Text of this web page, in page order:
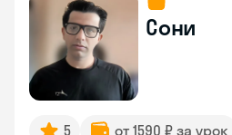
Сони
5 от 1590 ₽ за урок